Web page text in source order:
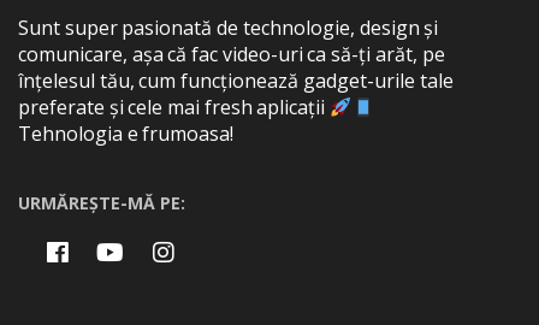
Sunt super pasionată de technologie, design și
comunicare, așa că fac video-uri ca să-ți arăt, pe
înțelesul tău, cum funcționează gadget-urile tale
preferate și cele mai fresh aplicații
Tehnologia e frumoasa!
URMĂREȘTE-MĂ PE: